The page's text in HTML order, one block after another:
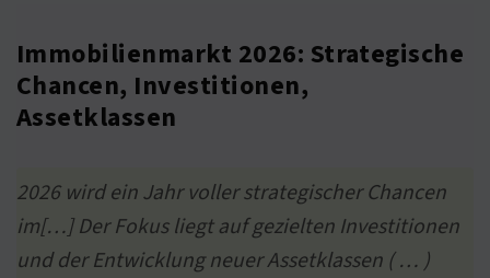
Immobilienmarkt 2026: Strategische
Chancen, Investitionen,
Assetklassen
2026 wird ein Jahr voller strategischer Chancen
im[…] Der Fokus liegt auf gezielten Investitionen
und der Entwicklung neuer Assetklassen ( … )